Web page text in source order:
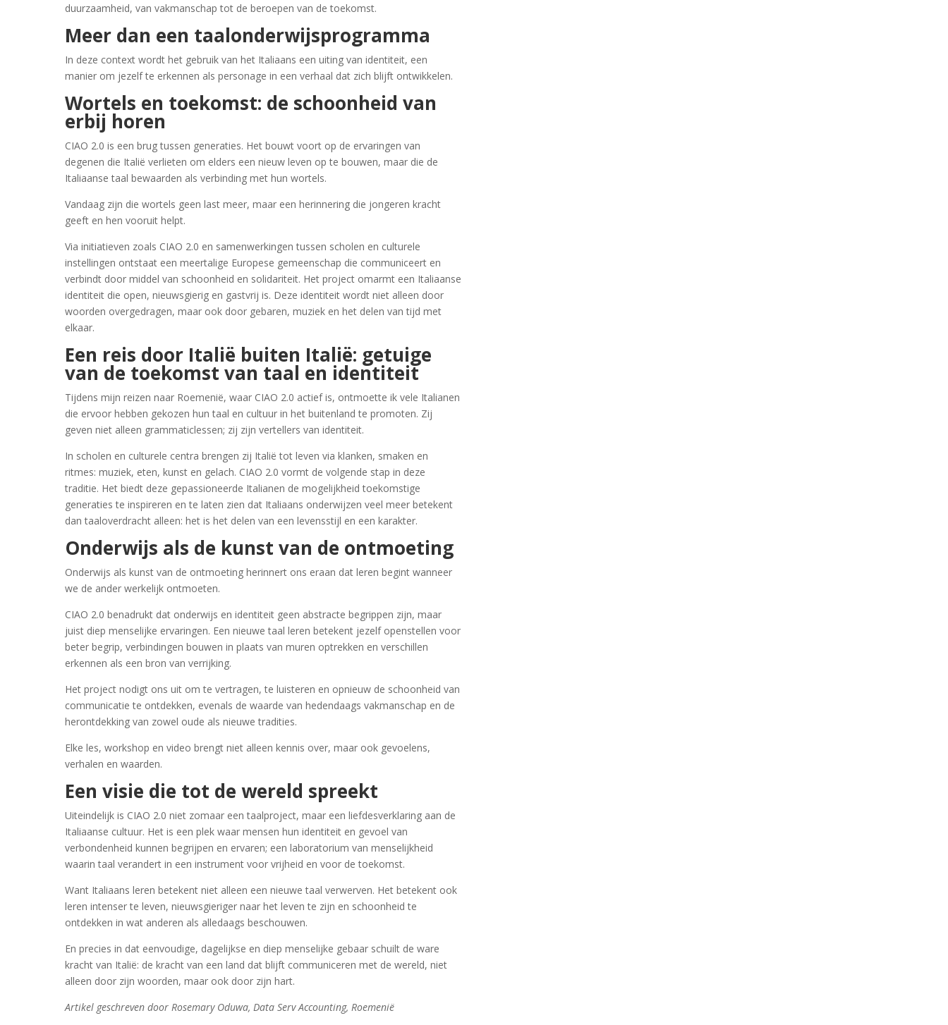
duurzaamheid, van vakmanschap tot de beroepen van de toekomst.
Meer dan een taalonderwijsprogramma
In deze context wordt het gebruik van het Italiaans een uiting van identiteit, een
manier om jezelf te erkennen als personage in een verhaal dat zich blijft ontwikkelen.
Wortels en toekomst: de schoonheid van
erbij horen
CIAO 2.0 is een brug tussen generaties. Het bouwt voort op de ervaringen van
degenen die Italië verlieten om elders een nieuw leven op te bouwen, maar die de
Italiaanse taal bewaarden als verbinding met hun wortels.
Vandaag zijn die wortels geen last meer, maar een herinnering die jongeren kracht
geeft en hen vooruit helpt.
Via initiatieven zoals CIAO 2.0 en samenwerkingen tussen scholen en culturele
instellingen ontstaat een meertalige Europese gemeenschap die communiceert en
verbindt door middel van schoonheid en solidariteit. Het project omarmt een Italiaanse
identiteit die open, nieuwsgierig en gastvrij is. Deze identiteit wordt niet alleen door
woorden overgedragen, maar ook door gebaren, muziek en het delen van tijd met
elkaar.
Een reis door Italië buiten Italië: getuige
van de toekomst van taal en identiteit
Tijdens mijn reizen naar Roemenië, waar CIAO 2.0 actief is, ontmoette ik vele Italianen
die ervoor hebben gekozen hun taal en cultuur in het buitenland te promoten. Zij
geven niet alleen grammaticlessen; zij zijn vertellers van identiteit.
In scholen en culturele centra brengen zij Italië tot leven via klanken, smaken en
ritmes: muziek, eten, kunst en gelach. CIAO 2.0 vormt de volgende stap in deze
traditie. Het biedt deze gepassioneerde Italianen de mogelijkheid toekomstige
generaties te inspireren en te laten zien dat Italiaans onderwijzen veel meer betekent
dan taaloverdracht alleen: het is het delen van een levensstijl en een karakter.
Onderwijs als de kunst van de ontmoeting
Onderwijs als kunst van de ontmoeting herinnert ons eraan dat leren begint wanneer
we de ander werkelijk ontmoeten.
CIAO 2.0 benadrukt dat onderwijs en identiteit geen abstracte begrippen zijn, maar
juist diep menselijke ervaringen. Een nieuwe taal leren betekent jezelf openstellen voor
beter begrip, verbindingen bouwen in plaats van muren optrekken en verschillen
erkennen als een bron van verrijking.
Het project nodigt ons uit om te vertragen, te luisteren en opnieuw de schoonheid van
communicatie te ontdekken, evenals de waarde van hedendaags vakmanschap en de
herontdekking van zowel oude als nieuwe tradities.
Elke les, workshop en video brengt niet alleen kennis over, maar ook gevoelens,
verhalen en waarden.
Een visie die tot de wereld spreekt
Uiteindelijk is CIAO 2.0 niet zomaar een taalproject, maar een liefdesverklaring aan de
Italiaanse cultuur. Het is een plek waar mensen hun identiteit en gevoel van
verbondenheid kunnen begrijpen en ervaren; een laboratorium van menselijkheid
waarin taal verandert in een instrument voor vrijheid en voor de toekomst.
Want Italiaans leren betekent niet alleen een nieuwe taal verwerven. Het betekent ook
leren intenser te leven, nieuwsgieriger naar het leven te zijn en schoonheid te
ontdekken in wat anderen als alledaags beschouwen.
En precies in dat eenvoudige, dagelijkse en diep menselijke gebaar schuilt de ware
kracht van Italië: de kracht van een land dat blijft communiceren met de wereld, niet
alleen door zijn woorden, maar ook door zijn hart.
Artikel geschreven door Rosemary Oduwa, Data Serv Accounting, Roemenië